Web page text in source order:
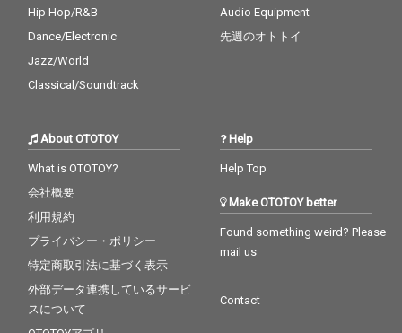
Hip Hop/R&B
Dance/Electronic
Jazz/World
Classical/Soundtrack
Audio Equipment
先週のオトトイ
About OTOTOY
What is OTOTOY?
会社概要
利用規約
プライバシー・ポリシー
特定商取引法に基づく表示
外部データ連携しているサービ
スについて
Help
Help Top
Make OTOTOY better
Found something weird? Please
mail us
Contact